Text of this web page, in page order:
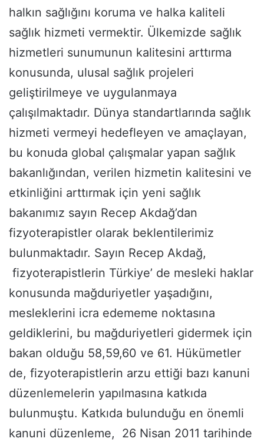
halkın sağlığını koruma ve halka kaliteli
sağlık hizmeti vermektir. Ülkemizde sağlık
hizmetleri sunumunun kalitesini arttırma
konusunda, ulusal sağlık projeleri
geliştirilmeye ve uygulanmaya
çalışılmaktadır. Dünya standartlarında sağlık
hizmeti vermeyi hedefleyen ve amaçlayan,
bu konuda global çalışmalar yapan sağlık
bakanlığından, verilen hizmetin kalitesini ve
etkinliğini arttırmak için yeni sağlık
bakanımız sayın Recep Akdağ’dan
fizyoterapistler olarak beklentilerimiz
bulunmaktadır. Sayın Recep Akdağ,
fizyoterapistlerin Türkiye’ de mesleki haklar
konusunda mağduriyetler yaşadığını,
mesleklerini icra edememe noktasına
geldiklerini, bu mağduriyetleri gidermek için
bakan olduğu 58,59,60 ve 61. Hükümetler
de, fizyoterapistlerin arzu ettiği bazı kanuni
düzenlemelerin yapılmasına katkıda
bulunmuştu. Katkıda bulunduğu en önemli
kanuni düzenleme, 26 Nisan 2011 tarihinde